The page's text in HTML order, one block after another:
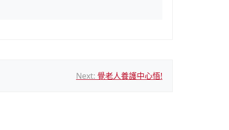
Next: 覺老人養護中心悟!